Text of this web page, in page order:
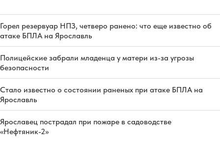
Горел резервуар НПЗ, четверо ранено: что еще известно об
атаке БПЛА на Ярославль
Полицейские забрали младенца у матери из-за угрозы
безопасности
Стало известно о состоянии раненых при атаке БПЛА на
Ярославль
Ярославец пострадал при пожаре в садоводстве
«Нефтяник-2»